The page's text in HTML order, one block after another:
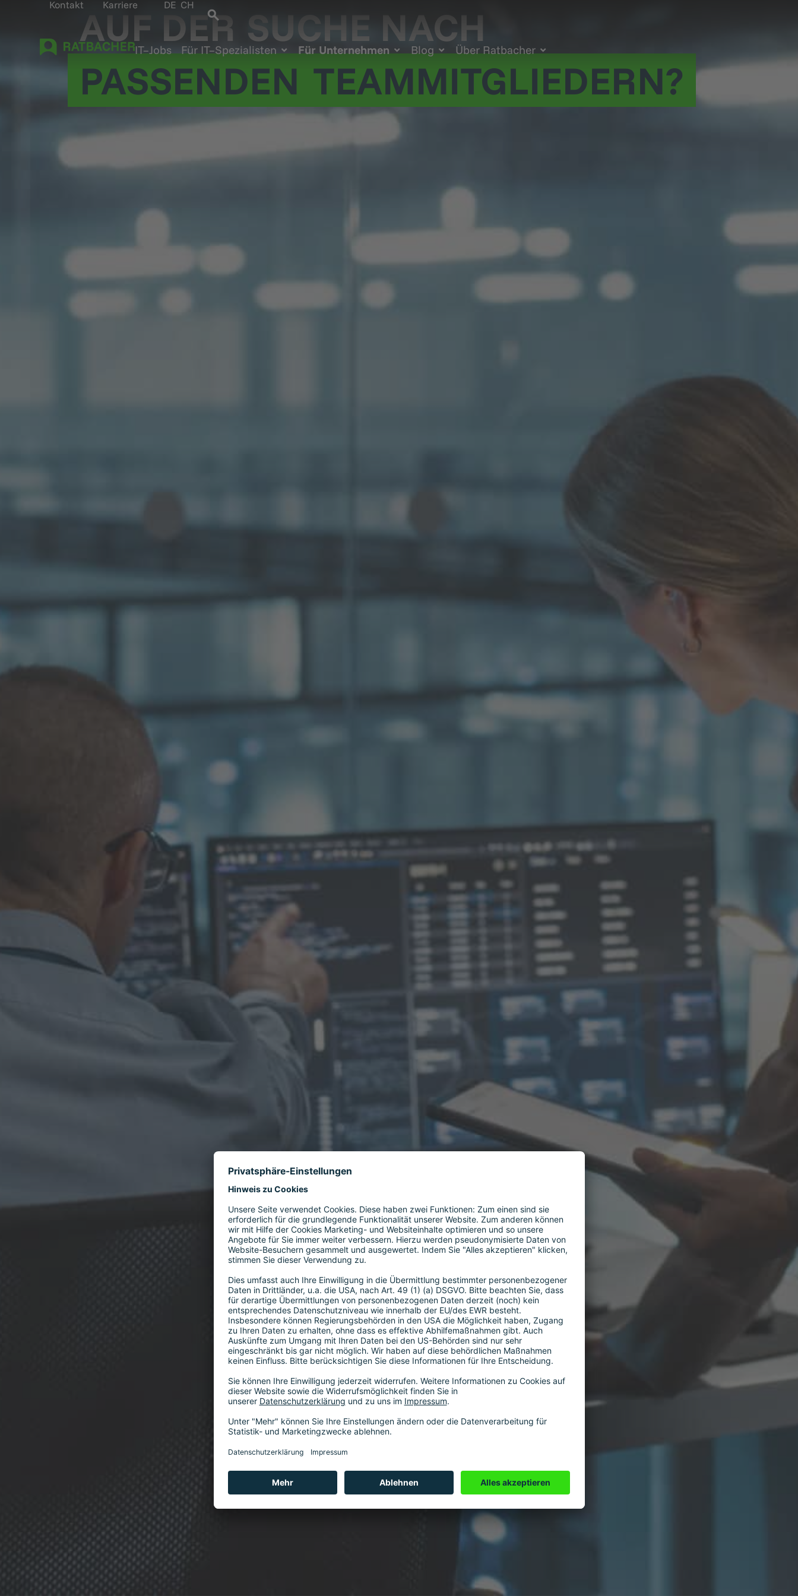
Kontakt Karriere DE CH
IT–Jobs Für IT–Spezialisten Für Unternehmen Blog Über Ratbacher
AUF DER SUCHE NACH
PASSENDEN TEAMMITGLIEDERN?